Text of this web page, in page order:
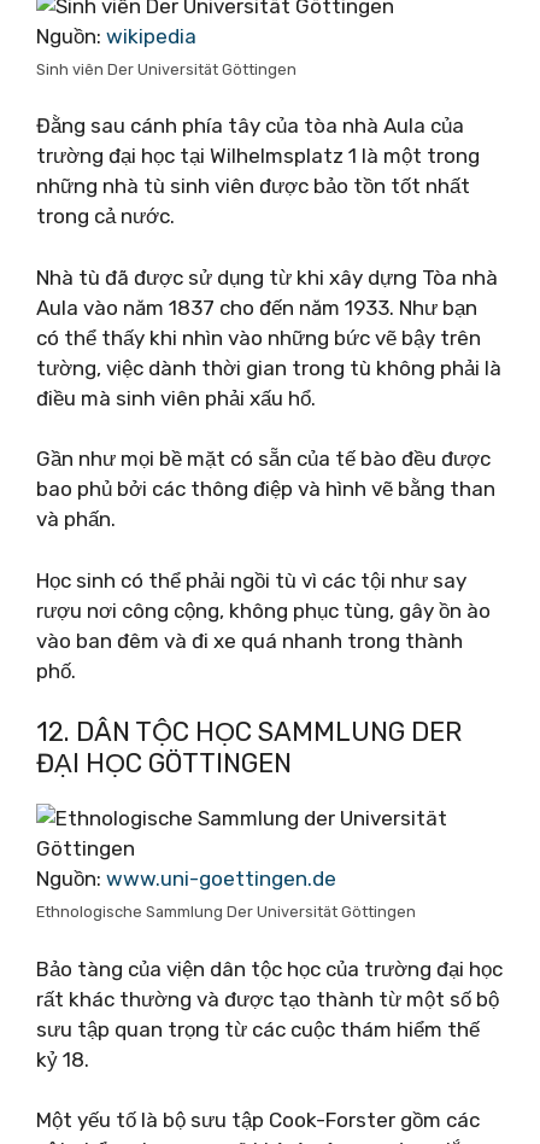
Nguồn: wikipedia
Sinh viên Der Universität Göttingen
Đằng sau cánh phía tây của tòa nhà Aula của
trường đại học tại Wilhelmsplatz 1 là một trong
những nhà tù sinh viên được bảo tồn tốt nhất
trong cả nước.
Nhà tù đã được sử dụng từ khi xây dựng Tòa nhà
Aula vào năm 1837 cho đến năm 1933. Như bạn
có thể thấy khi nhìn vào những bức vẽ bậy trên
tường, việc dành thời gian trong tù không phải là
điều mà sinh viên phải xấu hổ.
Gần như mọi bề mặt có sẵn của tế bào đều được
bao phủ bởi các thông điệp và hình vẽ bằng than
và phấn.
Học sinh có thể phải ngồi tù vì các tội như say
rượu nơi công cộng, không phục tùng, gây ồn ào
vào ban đêm và đi xe quá nhanh trong thành
phố.
12. DÂN TỘC HỌC SAMMLUNG DER
ĐẠI HỌC GÖTTINGEN
Nguồn: www.uni-goettingen.de
Ethnologische Sammlung Der Universität Göttingen
Bảo tàng của viện dân tộc học của trường đại học
rất khác thường và được tạo thành từ một số bộ
sưu tập quan trọng từ các cuộc thám hiểm thế
kỷ 18.
Một yếu tố là bộ sưu tập Cook-Forster gồm các